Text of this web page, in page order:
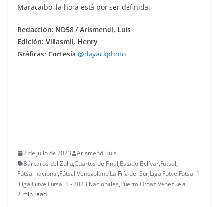
Maracaibo, la hora está por ser definida.
Redacción: ND58 / Arismendi, Luis
Edición: Villasmil, Henry
Gráficas: Cortesía @dayackphoto
2 de julio de 2023
Arismendi Luis
Bárbaros del Zulia,Cuartos de Final,Estado Bolívar,Fútsal,
Fútsal nacional,Fútsal Venezolano,La Fría del Sur,Liga Futve Futsal 1
,Liga Futve Futsal 1 - 2023,Nacionales,Puerto Ordaz,Venezuela
2 min read